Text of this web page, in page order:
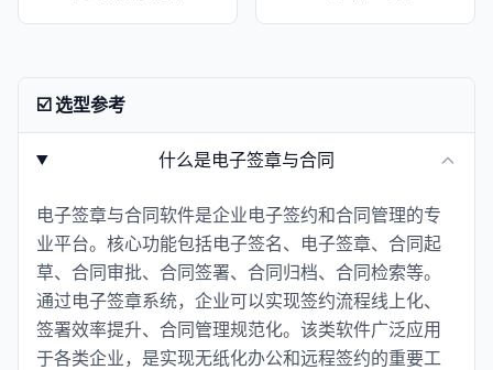
☑️ 选型参考
什么是电子签章与合同
电子签章与合同软件是企业电子签约和合同管理的专
业平台。核心功能包括电子签名、电子签章、合同起
草、合同审批、合同签署、合同归档、合同检索等。
通过电子签章系统，企业可以实现签约流程线上化、
签署效率提升、合同管理规范化。该类软件广泛应用
于各类企业，是实现无纸化办公和远程签约的重要工